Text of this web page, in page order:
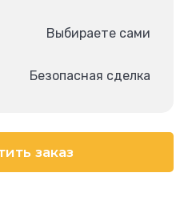
Выбираете сами
Безопасная сделка
заказ